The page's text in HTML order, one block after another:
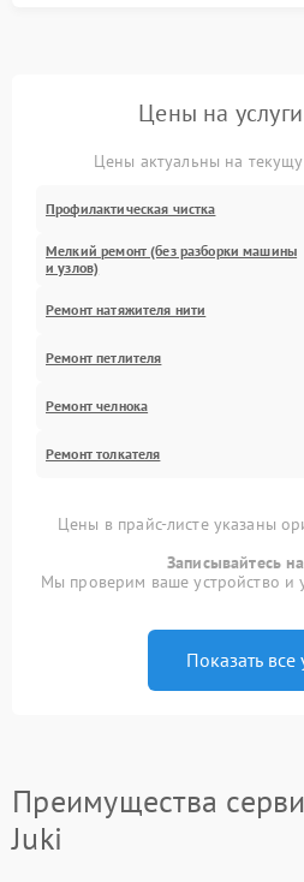
Цены на
Цены актуальны на
Профилактическая чистка
Мелкий ремонт (без разборки машины
и узлов)
Ремонт натяжителя нити
Ремонт петлителя
Ремонт челнока
Ремонт толкателя
Цены в прайс-листе указаны
Записывайтесь
Мы проверим ваше устройство и
Показать все
Преимущества
Juki